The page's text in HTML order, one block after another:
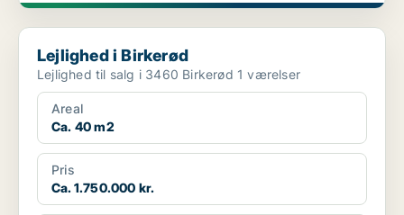
Lejlighed i Birkerød
Lejlighed i Birkerød
Lejlighed til salg i 3460 Birkerød 1 værelser
Areal
Ca. 40 m2
Pris
Ca. 1.750.000 kr.